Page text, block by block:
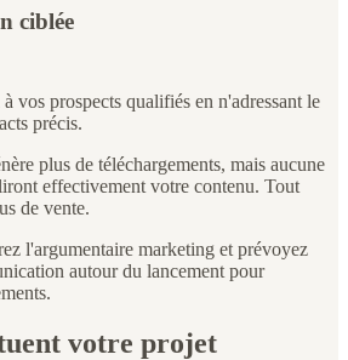
ciblée
vos prospects qualifiés en n'adressant le
précis.
plus de téléchargements, mais aucune
effectivement votre contenu. Tout
de vente.
l'argumentaire marketing et prévoyez
autour du lancement pour
votre projet